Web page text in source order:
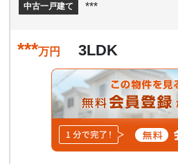
中古一戸建て ***
***万円 3LDK